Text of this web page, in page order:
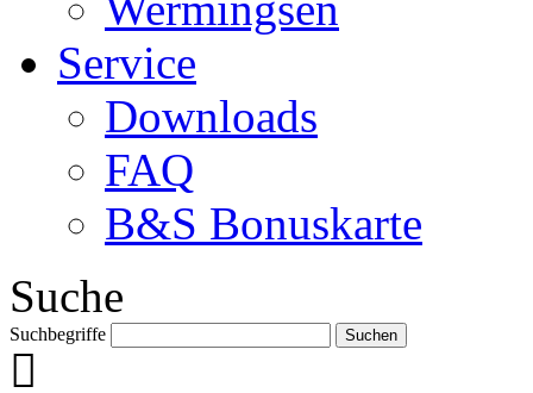
Service
Downloads
FAQ
B&S Bonuskarte
Suche
Suchbegriffe